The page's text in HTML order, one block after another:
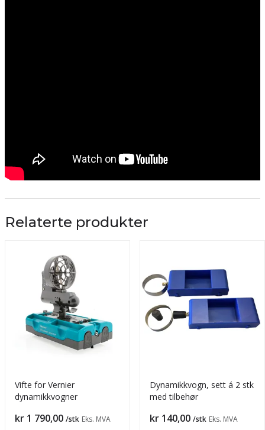
Relaterte produkter
Vifte for Vernier
dynamikkvogner
Pris
kr 1 790,00 /stk Eks. MVA
Dynamikkvogn, sett á 2 stk
med tilbehør
Pris
kr 140,00 /stk Eks. MVA